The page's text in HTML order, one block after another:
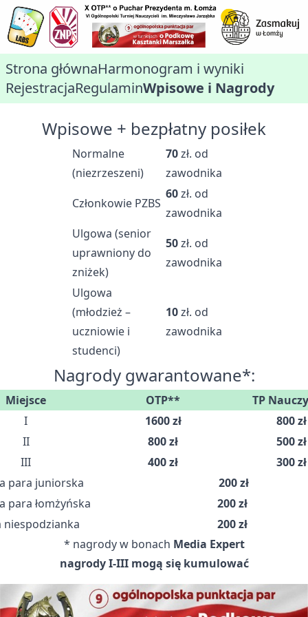
Strona głównaHarmonogram i wyniki
RejestracjaRegulaminWpisowe i Nagrody
Wpisowe + bezpłatny posiłek
Normalne
(niezrzeszeni)
70zł. od
zawodnika
Członkowie PZBS
60zł. od
zawodnika
Ulgowa (senior
uprawniony do
zniżek)
50zł. od
zawodnika
Ulgowa
(młodzież –
uczniowie i
studenci)
10zł. od
zawodnika
Nagrody gwarantowane*:
Miejsce OTP**
TP
I
1600 zł
800 zł
II
800 zł
500 zł
III
400 zł
300 zł
para juniorska
200 zł
łomżyńska
200 zł
200 zł
* nagrody w bonach Media Expert
nagrody I-III mogą się kumulować